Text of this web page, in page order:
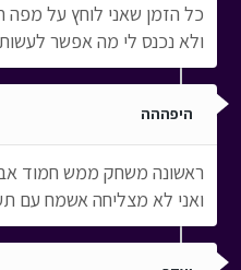
כל הזמן שאני לוחץ על מפה
ולא נכנס לי מה אפשר
היפההה
ראשונה משחק ממש חמוד
ואני לא מצליחה אשמח עם